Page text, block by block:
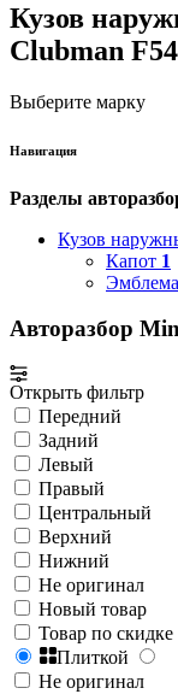
Кузов
Clubman F54
Выберите марку
Навигация
Разделы
Кузов
Капот 1
Эмблема
Авторазбор
Открыть фильтр
Передний
Задний
Левый
Правый
Центральный
Верхний
Нижний
Не оригинал
Новый товар
Товар по скидке
Плиткой
Не оригинал